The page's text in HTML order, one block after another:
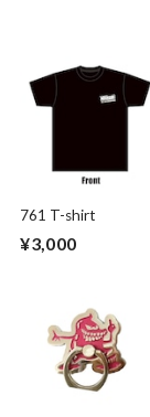
761 T-shirt
¥3,000